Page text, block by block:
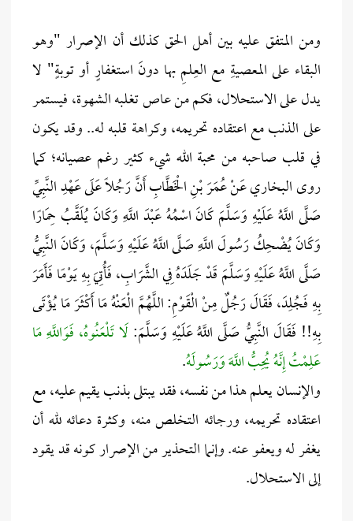
ومن المتفق عليه بين أهل الحق كذلك أن الإصرار "وهو
البقاء على المعصيةِ مع العِلمِ بها دونَ استغفارٍ أو توبةٍ" لا
يدل على الاستحلال، فكم من عاص تغلبه الشهوة، فيستمر
على الذنب مع اعتقاده تحريمه، وكراهة قلبه له.. وقد يكون
في قلب صاحبه من محبة الله شيء كثير رغم عصيانه؛ كما
روى البخاري عَنْ عُمَرَ بْنِ الْخَطَّابِ أَنَّ رَجُلًا عَلَى عَهْدِ النَّبِيِّ
صَلَّى اللَّهُ عَلَيْهِ وَسَلَّمَ كَانَ اسْمُهُ عَبْدَ اللَّهِ وَكَانَ يُلَقَّبُ حِمَارًا
وَكَانَ يُضْحِكُ رَسُولَ اللَّهِ صَلَّى اللَّهُ عَلَيْهِ وَسَلَّمَ، وَكَانَ النَّبِيُّ
صَلَّى اللَّهُ عَلَيْهِ وَسَلَّمَ قَدْ جَلَدَهُ فِي الشَّرَابِ، فَأُتِيَ بِهِ يَوْمًا فَأَمَرَ
بِهِ فَجُلِدَ، فَقَالَ رَجُلٌ مِنْ الْقَوْمِ: اللَّهُمَّ الْعَنْهُ مَا أَكْثَرَ مَا يُؤْتَى
بِهِ!! فَقَالَ النَّبِيُّ صَلَّى اللَّهُ عَلَيْهِ وَسَلَّمَ:لَا تَلْعَنُوهُ، فَوَاللَّهِ مَا
عَلِمْتُ إِنَّهُ يُحِبُّ اللَّهَ وَرَسُولَهُ.
والإنسان يعلم هذا من نفسه، فقد يبتلى بذنب يقيم عليه، مع
اعتقاده تحريمه، ورجائه التخلص منه، وكثرة دعائه لله أن
يغفر له ويعفو عنه. وإنما التحذير من الإصرار كونه قد يقود
إلى الاستحلال.